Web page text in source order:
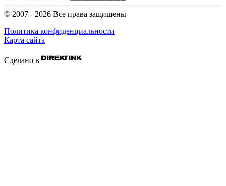
© 2007 - 2026 Все права защищены
Политика конфиденциальности
Карта сайта
Сделано в